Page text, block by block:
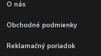
O nás
Obchodné podmienky
Reklamačný poriadok